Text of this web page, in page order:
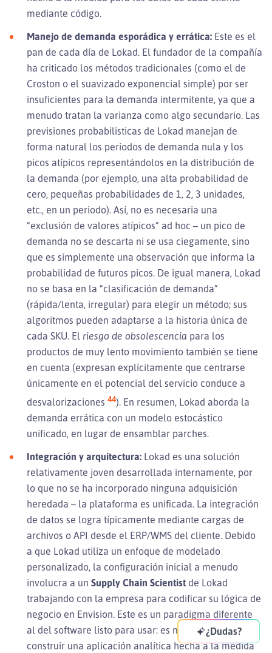
mediante código.
Manejo de demanda esporádica y errática: Este es el
pan de cada día de Lokad. El fundador de la compañía
ha criticado los métodos tradicionales (como el de
Croston o el suavizado exponencial simple) por ser
insuficientes para la demanda intermitente, ya que a
menudo tratan la varianza como algo secundario. Las
previsiones probabilisticas de Lokad manejan de
forma natural los periodos de demanda nula y los
picos atípicos representándolos en la distribución de
la demanda (por ejemplo, una alta probabilidad de
cero, pequeñas probabilidades de 1, 2, 3 unidades,
etc., en un periodo). Así, no es necesaria una
“exclusión de valores atípicos” ad hoc – un pico de
demanda no se descarta ni se usa ciegamente, sino
que es simplemente una observación que informa la
probabilidad de futuros picos. De igual manera, Lokad
no se basa en la “clasificación de demanda”
(rápida/lenta, irregular) para elegir un método; sus
algoritmos pueden adaptarse a la historia única de
cada SKU. El riesgo de obsolescencia para los
productos de muy lento movimiento también se tiene
en cuenta (expresan explícitamente que centrarse
únicamente en el potencial del servicio conduce a
desvalorizaciones 44). En resumen, Lokad aborda la
demanda errática con un modelo estocástico
unificado, en lugar de ensamblar parches.
Integración y arquitectura: Lokad es una solución
relativamente joven desarrollada internamente, por
lo que no se ha incorporado ninguna adquisición
heredada – la plataforma es unificada. La integración
de datos se logra típicamente mediante cargas de
archivos o API desde el ERP/WMS del cliente. Debido
a que Lokad utiliza un enfoque de modelado
personalizado, la configuración inicial a menudo
involucra a un Supply Chain Scientist de Lokad
trabajando con la empresa para codificar su lógica de
negocio en Envision. Este es un paradigma diferente
al del software listo para usar: es más similar a
construir una aplicación analítica hecha a la medida
¿Dudas?